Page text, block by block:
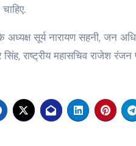
अध्‍यक्ष सूर्य नारायण सहनी, जन
राष्‍ट्रीय महासचिव राजेश